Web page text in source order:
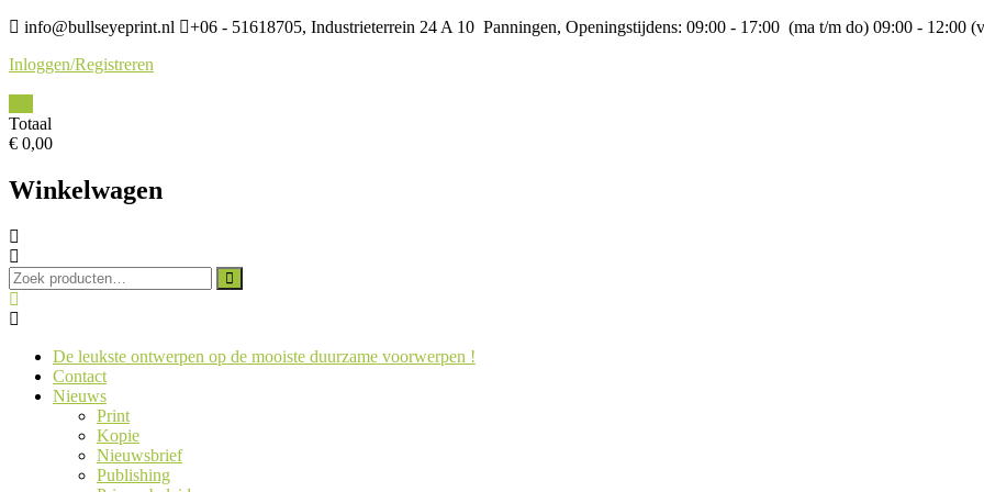
Ga
de
info@bullseyeprint.nl
+06 - 51618705, Industrieterrein 24 A 10 Panningen, Openingstijdens: 09:00 - 17:00 (ma t/m do) 09:00 - 12:00
Inloggen/Registreren
Totaal
€ 0,00
Winkelwagen
Zoeken
naar:
De leukste ontwerpen op de mooiste duurzame voorwerpen !
Contact
Nieuws
Print
Kopie
Nieuwsbrief
Publishing